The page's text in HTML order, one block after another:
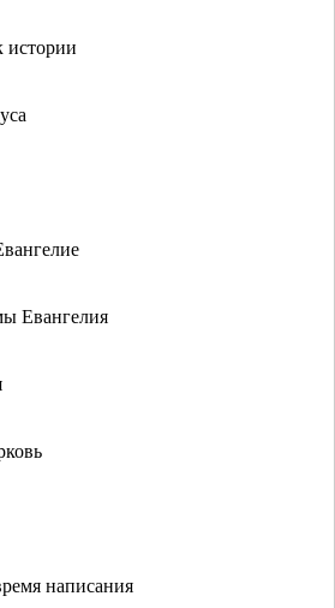
истории
Евангелия
написания